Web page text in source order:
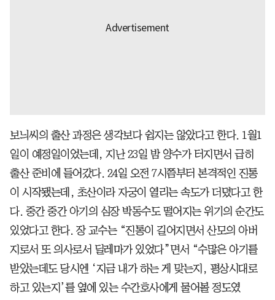
보늬씨의 출산 과정은 생각보다 쉽지는 않았다고 한다. 1월1
일이 예정일이었는데, 지난 23일 밤 양수가 터지면서 급히
출산 준비에 들어갔다. 24일 오전 7시쯤부터 본격적인 진통
이 시작됐는데, 초산이라 자궁이 열리는 속도가 더뎠다고 한
다. 중간 중간 아기의 심장 박동수도 떨어지는 위기의 순간도
있었다고 한다. 장 교수는 “진통이 길어지면서 산모의 아버
지로서 또 의사로서 딜레마가 있었다”면서 “수많은 아기를
받았는데도 당시엔 ‘지금 내가 하는 게 맞는지, 평상시대로
하고 있는지’를 옆에 있는 수간호사에게 물어볼 정도였